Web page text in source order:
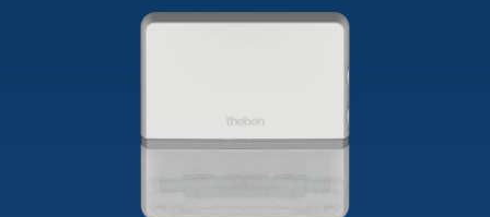
Ansprechpartner OEM
Zeit- und Lichtsteuerung